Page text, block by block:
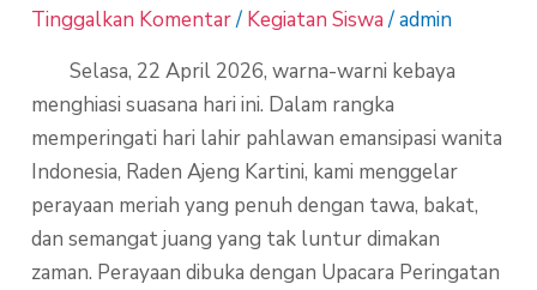
Tinggalkan Komentar/ Kegiatan Siswa /admin
Selasa, 22 April 2026, warna-warni kebaya
menghiasi suasana hari ini. Dalam rangka
memperingati hari lahir pahlawan emansipasi wanita
Indonesia, Raden Ajeng Kartini, kami menggelar
perayaan meriah yang penuh dengan tawa, bakat,
dan semangat juang yang tak luntur dimakan
zaman. Perayaan dibuka dengan Upacara Peringatan